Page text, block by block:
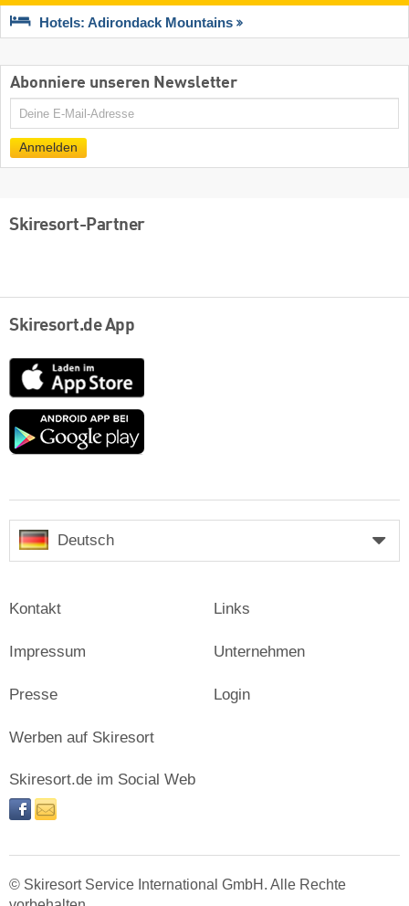
Hotels: Adirondack Mountains
Abonniere unseren Newsletter
E-
Anmelden
Skiresort-Partner
Skiresort.de App
App
Store
Google
Deutsch
Kontakt
Impressum
Presse
Links
Unternehmen
Login
Werben auf Skiresort
Skiresort.de im Social Web
facebooknewsletter
© Skiresort Service International GmbH. Alle Rechte